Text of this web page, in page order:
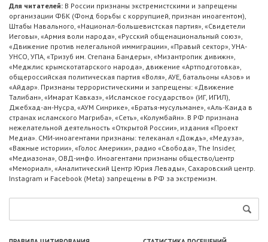
Для читателей: В России признаны экстремистскими и запрещены
организации ФБК (Фонд борьбы с коррупцией, признан иноагентом),
Штабы Навального, «Национал-большевистская партия», «Свидетели
Иеговы», «Армия воли народа», «Русский общенациональный союз»,
«Движение против нелегальной иммиграции», «Правый сектор», УНА-
УНСО, УПА, «Тризуб им. Степана Бандеры», «Мизантропик дивижн»,
«Меджлис крымскотатарского народа», движение «Артподготовка»,
общероссийская политическая партия «Воля», АУЕ, батальоны «Азов» и
«Айдар». Признаны террористическими и запрещены: «Движение
Талибан», «Имарат Кавказ», «Исламское государство» (ИГ, ИГИЛ),
Джебхад-ан-Нусра, «АУМ Синрике», «Братья-мусульмане», «Аль-Каида в
странах исламского Магриба», «Сеть», «Колумбайн». В РФ признана
нежелательной деятельность «Открытой России», издания «Проект
Медиа». СМИ-иноагентами признаны: телеканал «Дождь», «Медуза»,
«Важные истории», «Голос Америки», радио «Свобода», The Insider,
«Медиазона», ОВД-инфо. Иноагентами признаны общество/центр
«Мемориал», «Аналитический Центр Юрия Левады», Сахаровский центр.
Instagram и Facebook (Metа) запрещены в РФ за экстремизм.